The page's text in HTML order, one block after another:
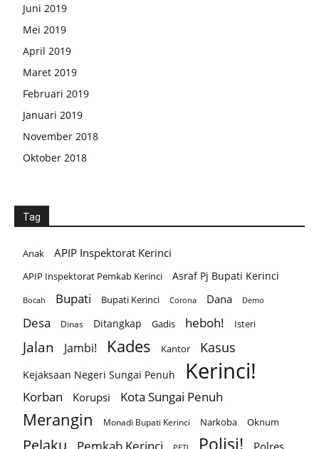
Juni 2019
Mei 2019
April 2019
Maret 2019
Februari 2019
Januari 2019
November 2018
Oktober 2018
Tag
Anak APIP Inspektorat Kerinci
APIP Inspektorat Pemkab Kerinci Asraf Pj Bupati Kerinci
Bocah Bupati Bupati Kerinci Corona Dana Demo
Desa Dinas Ditangkap Gadis heboh! Isteri
Jalan Jambi! Kades Kantor Kasus
Kejaksaan Negeri Sungai Penuh Kerinci!
Korban Korupsi Kota Sungai Penuh
Merangin Monadi Bupati Kerinci Narkoba Oknum
Pelaku Polisi!
Polres